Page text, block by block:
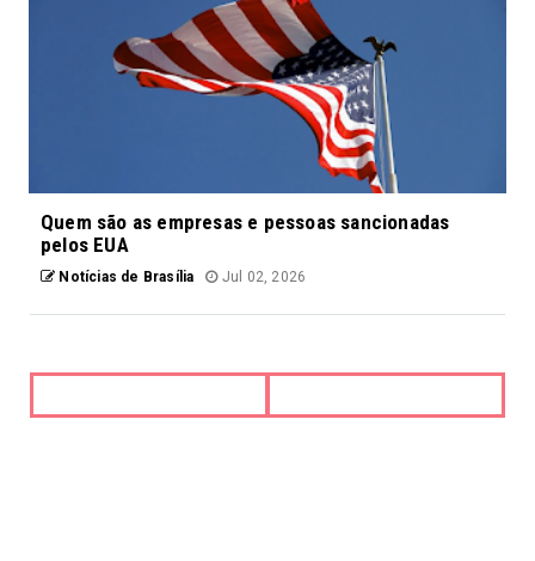
Quem são as empresas e pessoas sancionadas
pelos EUA
Notícias de Brasília Jul 02, 2026